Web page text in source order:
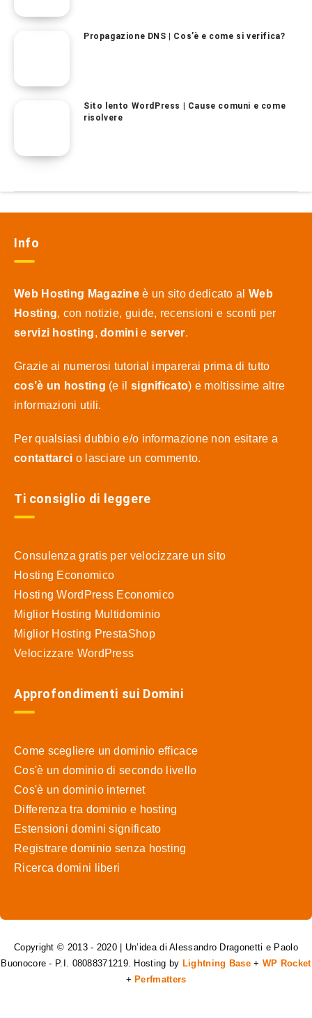
Propagazione DNS | Cos’è e come si verifica?
Sito lento WordPress | Cause comuni e come
risolvere
Info
Web Hosting Magazine è un sito dedicato al Web
Hosting, con notizie, guide, recensioni e sconti per
servizi hosting,dominie server.
Grazie ai numerosi tutorial imparerai prima di tutto
cos’è un hosting (e il significato) e moltissime altre
informazioni utili.
Per qualsiasi dubbio e/o informazione non esitare a
contattarci o lasciare un commento.
Ti consiglio di leggere
Consulenza gratis per velocizzare un sito
Hosting Economico
Hosting WordPress Economico
Miglior Hosting Multidominio
Miglior Hosting PrestaShop
Velocizzare WordPress
Approfondimenti sui Domini
Come scegliere un dominio efficace
Cos'è un dominio di secondo livello
Cos'è un dominio internet
Differenza tra dominio e hosting
Estensioni domini significato
Registrare dominio senza hosting
Ricerca domini liberi
Copyright © 2013 - 2020 | Un’idea di Alessandro Dragonetti e Paolo
Buonocore - P.I. 08088371219. Hosting by Lightning Base+ WP Rocket
+ Perfmatters